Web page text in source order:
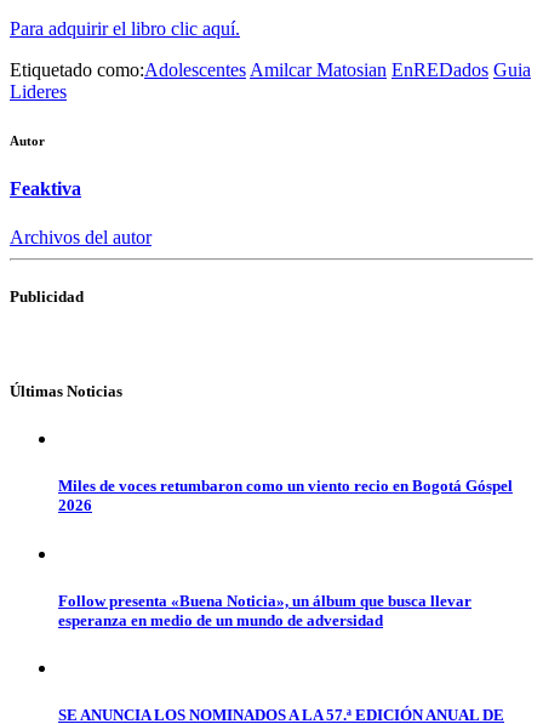
Para adquirir el libro clic aquí.
Etiquetado como:AdolescentesAmilcar Matosian EnREDados Guia
Lideres
Autor
Feaktiva
Archivos del autor
Publicidad
Últimas Noticias
Miles de voces retumbaron como un viento recio en Bogotá Góspel
2026
Follow presenta «Buena Noticia», un álbum que busca llevar
esperanza en medio de un mundo de adversidad
SE ANUNCIA LOS NOMINADOS A LA 57.ª EDICIÓN ANUAL DE